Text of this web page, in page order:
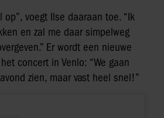
op”, voegt Ilse daaraan toe. “Ik
en zal me daar simpelweg
Er wordt een nieuwe
concert in Venlo: “We gaan
zien, maar vast heel snel!”